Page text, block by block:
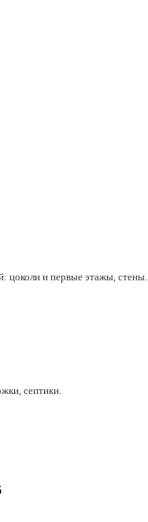
цоколи и первые этажы, стены.
септики.